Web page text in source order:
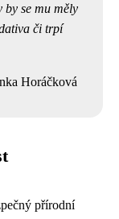
by se mu měly
či trpí
Horáčková
přírodní